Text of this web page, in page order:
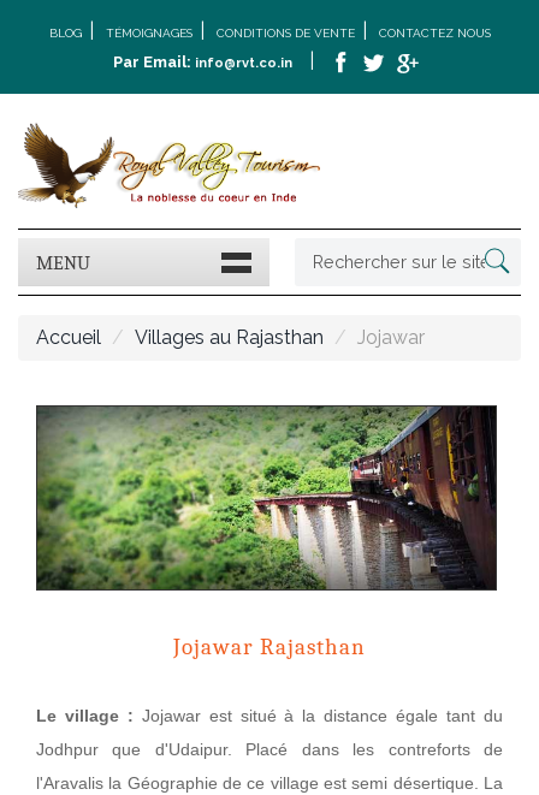
BLOG TÉMOIGNAGES CONDITIONS DE VENTE CONTACTEZ NOUS
Par Email: info@rvt.co.in
MENU
Accueil Villages au Rajasthan Jojawar
Jojawar Rajasthan
Le village : Jojawar est situé à la distance égale tant du
Jodhpur que d'Udaipur. Placé dans les contreforts de
l'Aravalis la Géographie de ce village est semi désertique. La